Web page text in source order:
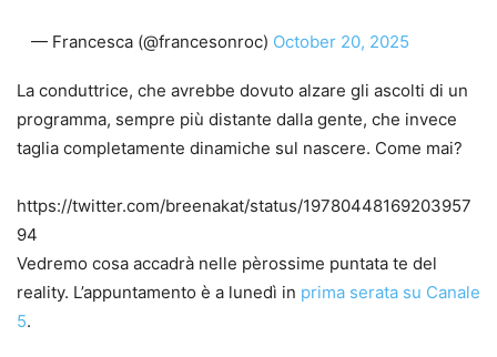
— Francesca (@francesonroc) October 20, 2025
La conduttrice, che avrebbe dovuto alzare gli ascolti di un
programma, sempre più distante dalla gente, che invece
taglia completamente dinamiche sul nascere. Come mai?
https://twitter.com/breenakat/status/19780448169203957
94
Vedremo cosa accadrà nelle pèrossime puntata te del
reality. L’appuntamento è a lunedì in prima serata su Canale
5.